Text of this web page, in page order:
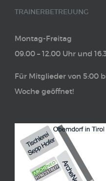
TRAINERBETREUUNG
Montag-Freitag
09.00 – 12.00 Uhr und
Für Mitglieder von 5:00
Woche geöffnet!